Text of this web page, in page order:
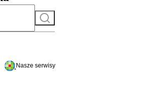
Szukaj
do serwisu
Nasze serwisy